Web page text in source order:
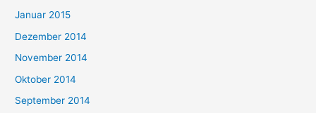
Januar 2015
Dezember 2014
November 2014
Oktober 2014
September 2014